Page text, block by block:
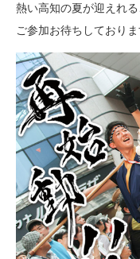
熱い高知の夏が迎えれ
ご参加お待ちしておりま